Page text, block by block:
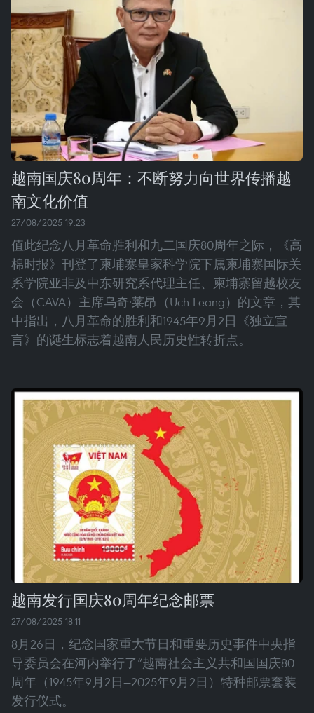
越南国庆80周年：不断努力向世界传播越
南文化价值
27/08/2025 19:23
值此纪念八月革命胜利和九二国庆80周年之际，《高
棉时报》刊登了柬埔寨皇家科学院下属柬埔寨国际关
系学院亚非及中东研究系代理主任、柬埔寨留越校友
会（CAVA）主席乌奇·莱昂（Uch Leang）的文章，其
中指出，八月革命的胜利和1945年9月2日《独立宣
言》的诞生标志着越南人民历史性转折点。
越南发行国庆80周年纪念邮票
27/08/2025 18:11
8月26日，纪念国家重大节日和重要历史事件中央指
导委员会在河内举行了“越南社会主义共和国国庆80
周年（1945年9月2日—2025年9月2日）特种邮票套装
发行仪式。